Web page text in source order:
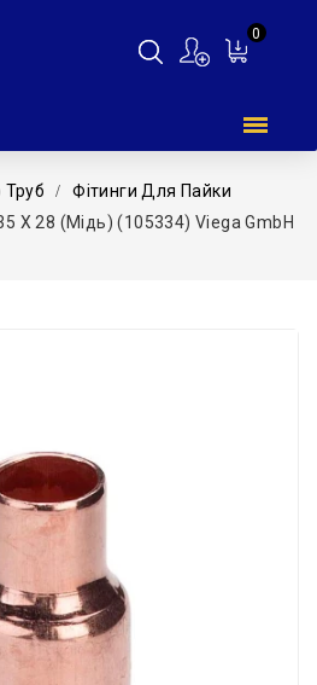
0
Труб
Фітинги Для Пайки
Х 28 (мідь) (105334) Viega GmbH